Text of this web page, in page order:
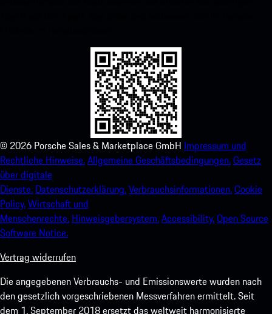
© 2026 Porsche Sales & Marketplace GmbH Impressum und
Rechtliche Hinweise.Allgemeine Geschäftsbedingungen.Gesetz
über digitale
Dienste. Datenschutzerklärung.Verbrauchsinformationen.Cookie
Policy.Wirtschaft und
Menschenrechte. Hinweisgebersystem.Accessibility.Open Source
Software Notice.
Vertrag widerrufen
Die angegebenen Verbrauchs- und Emissionswerte wurden nach
den gesetzlich vorgeschriebenen Messverfahren ermittelt. Seit
dem 1. September 2018 ersetzt das weltweit harmonisierte